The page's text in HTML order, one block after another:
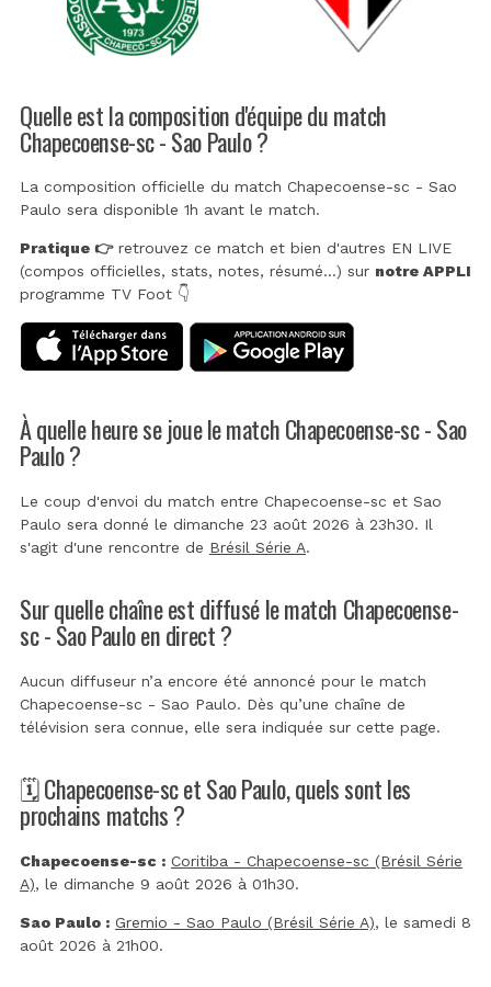
Quelle est la composition d'équipe du match
Chapecoense-sc - Sao Paulo ?
La composition officielle du match Chapecoense-sc - Sao
Paulo sera disponible 1h avant le match.
Pratique 👉retrouvez ce match et bien d'autres EN LIVE
(compos officielles, stats, notes, résumé...) sur notre APPLI
programme TV Foot 👇
À quelle heure se joue le match Chapecoense-sc - Sao
Paulo ?
Le coup d'envoi du match entre Chapecoense-sc et Sao
Paulo sera donné le dimanche 23 août 2026 à 23h30. Il
s'agit d'une rencontre de Brésil Série A.
Sur quelle chaîne est diffusé le match Chapecoense-
sc - Sao Paulo en direct ?
Aucun diffuseur n’a encore été annoncé pour le match
Chapecoense-sc - Sao Paulo. Dès qu’une chaîne de
télévision sera connue, elle sera indiquée sur cette page.
🗓️ Chapecoense-sc et Sao Paulo, quels sont les
prochains matchs ?
Chapecoense-sc : Coritiba - Chapecoense-sc (Brésil Série
A), le dimanche 9 août 2026 à 01h30.
Sao Paulo : Gremio - Sao Paulo (Brésil Série A), le samedi 8
août 2026 à 21h00.